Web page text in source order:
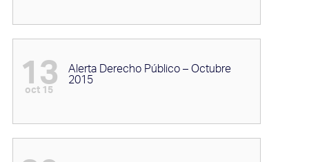
13
oct 15
Alerta Derecho Público – Octubre
2015